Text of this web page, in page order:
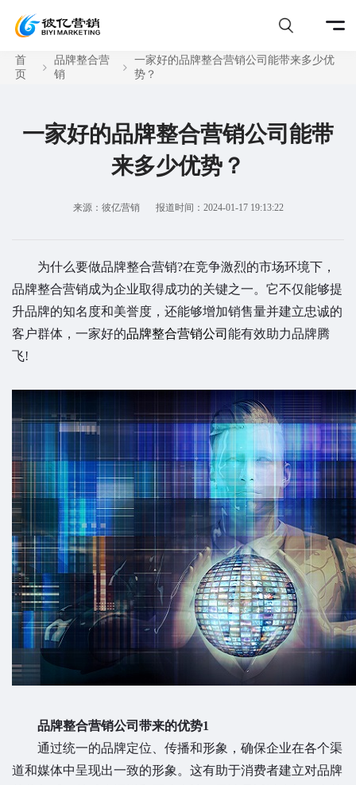
首
页
品牌整合营
销
一家好的品牌整合营销公司能带来多少优
势？
一家好的品牌整合营销公司能带
来多少优势？
来源：彼亿营销 报道时间：2024-01-17 19:13:22
为什么要做品牌整合营销?在竞争激烈的市场环境下，
品牌整合营销成为企业取得成功的关键之一。它不仅能够提
升品牌的知名度和美誉度，还能够增加销售量并建立忠诚的
客户群体，一家好的品牌整合营销公司 能有效助力品牌腾
飞!
品牌整合营销公司带来的优势1
通过统一的品牌定位、传播和形象，确保企业在各个渠
道和媒体中呈现出一致的形象。这有助于消费者建立对品牌